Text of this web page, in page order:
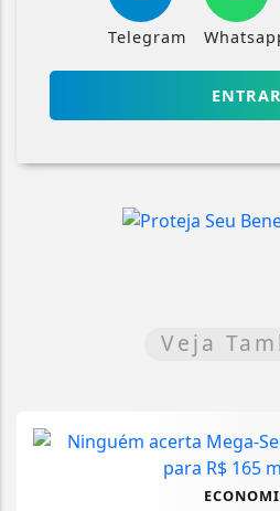
Telegram
ENTRAR
Veja